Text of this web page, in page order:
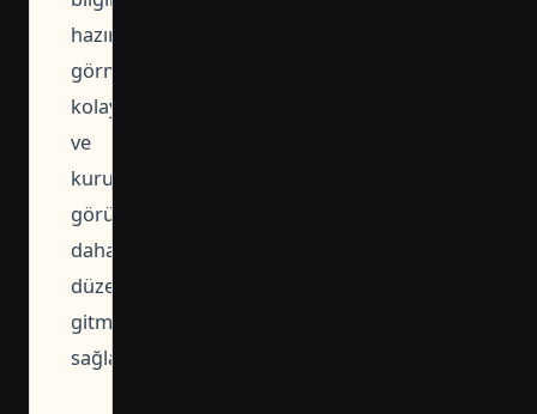
hazırlanacağını
görmeyi
kolaylaştırır
ve
kurumla
görüşmeye
daha
düzenli
gitmenizi
sağlar.